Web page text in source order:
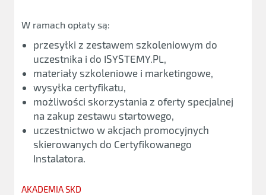
W ramach opłaty są:
przesyłki z zestawem szkoleniowym do
uczestnika i do ISYSTEMY.PL,
materiały szkoleniowe i marketingowe,
wysyłka certyfikatu,
możliwości skorzystania z oferty specjalnej
na zakup zestawu startowego,
uczestnictwo w akcjach promocyjnych
skierowanych do Certyfikowanego
Instalatora.
AKADEMIA SKD